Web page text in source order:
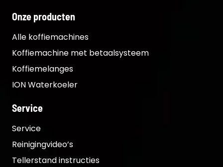
Onze producten
Alle koffiemachines
Koffiemachine met betaalsysteem
Koffiemelanges
ION Waterkoeler
Service
Service
Reinigingvideo’s
Tellerstand instructies